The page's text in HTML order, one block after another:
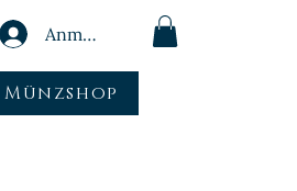
Anmelden
Münzshop